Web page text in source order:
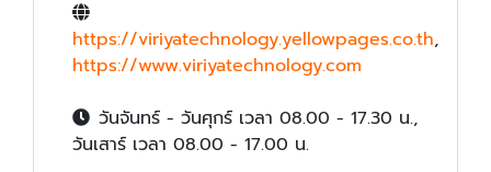
https://viriyatechnology.yellowpages.co.th,
https://www.viriyatechnology.com
วันจันทร์ - วันศุกร์ เวลา 08.00 - 17.30 น.,
วันเสาร์ เวลา 08.00 - 17.00 น.